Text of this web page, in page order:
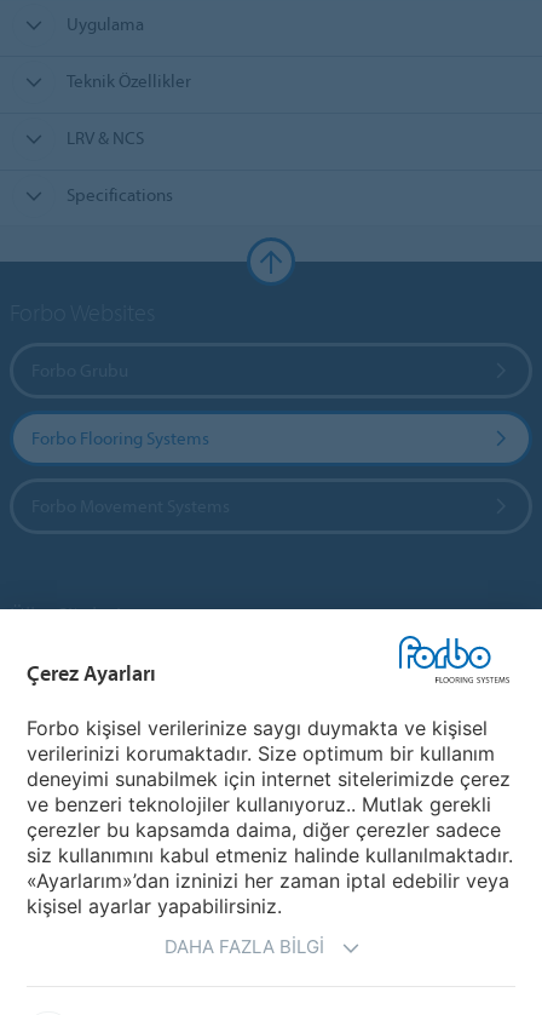
Uygulama
Teknik Özellikler
LRV & NCS
Specifications
Forbo Flooring Systems
Ülke Siteleri
Ülkenizi Seçin
My Forbo
Ürünler
Covid-19
Çerez Ayarları
Forbo kişisel verilerinize saygı duymakta ve kişisel
verilerinizi korumaktadır. Size optimum bir kullanım
deneyimi sunabilmek için internet sitelerimizde çerez
ve benzeri teknolojiler kullanıyoruz.. Mutlak gerekli
çerezler bu kapsamda daima, diğer çerezler sadece
siz kullanımını kabul etmeniz halinde kullanılmaktadır.
«Ayarlarım»’dan izninizi her zaman iptal edebilir veya
kişisel ayarlar yapabilirsiniz.
DAHA FAZLA BILGI